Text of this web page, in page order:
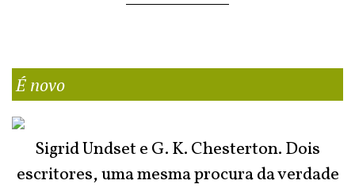
É novo
Sigrid Undset e G. K. Chesterton. Dois
escritores, uma mesma procura da verdade